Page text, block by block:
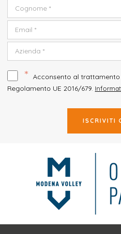
* Acconsento al
Regolamento UE 2016/679.
ISCRIVITI